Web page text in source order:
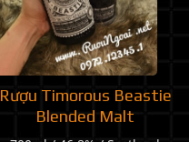
Rượu Timorous Beastie
Blended Malt